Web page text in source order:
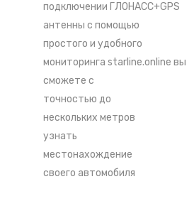
подключении ГЛОНАСС+GPS
антенны с помощью
простого и удобного
мониторинга starline.online вы
сможете с
точностью до
нескольких метров
узнать
местонахождение
своего автомобиля